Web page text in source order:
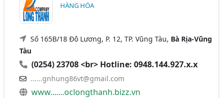
HÀNG HÓA
Số 165B/18 Đô Lương, P. 12, TP. Vũng Tàu, Bà Rịa-Vũng
Tàu
(0254) 23708 <br> Hotline: 0948.144.927.x.x
......gnhung86vt@gmail.com
www.......oclongthanh.bizz.vn